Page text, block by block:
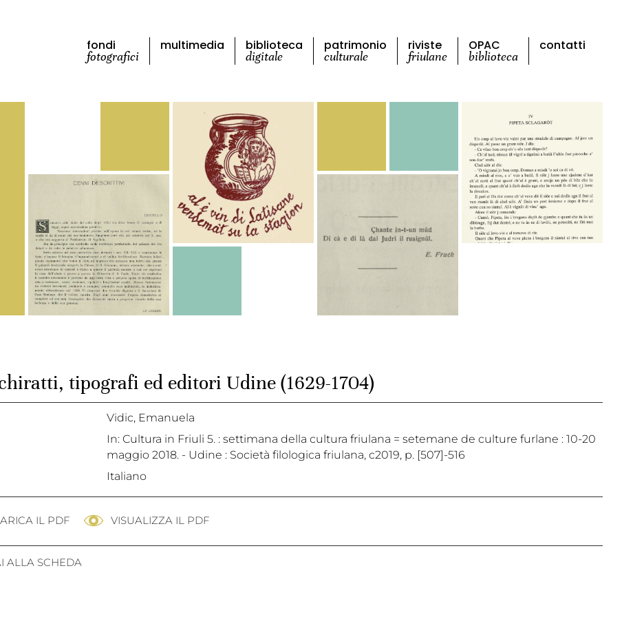
fondi
fotografici
multimedia biblioteca
digitale
patrimonio
culturale
riviste
friulane
OPAC
biblioteca
contatti
tipografi ed editori Udine (1629-1704)
Vidic, Emanuela
In: Cultura in Friuli 5. : settimana della cultura friulana = setemane de culture furlane : 10-20
maggio 2018. - Udine : Società filologica friulana, c2019, p. [507]-516
Italiano
IL PDF VISUALIZZA IL PDF
ALLA SCHEDA